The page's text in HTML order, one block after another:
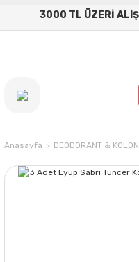
3000 TL ÜZERİ
Anasayfa DEODORANT &